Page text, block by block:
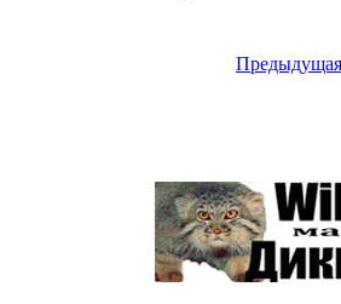
Предыдущая